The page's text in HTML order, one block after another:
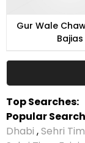
Gur Wale
Bajias
Top Searches:
Popular
Dhabi ,Sehri